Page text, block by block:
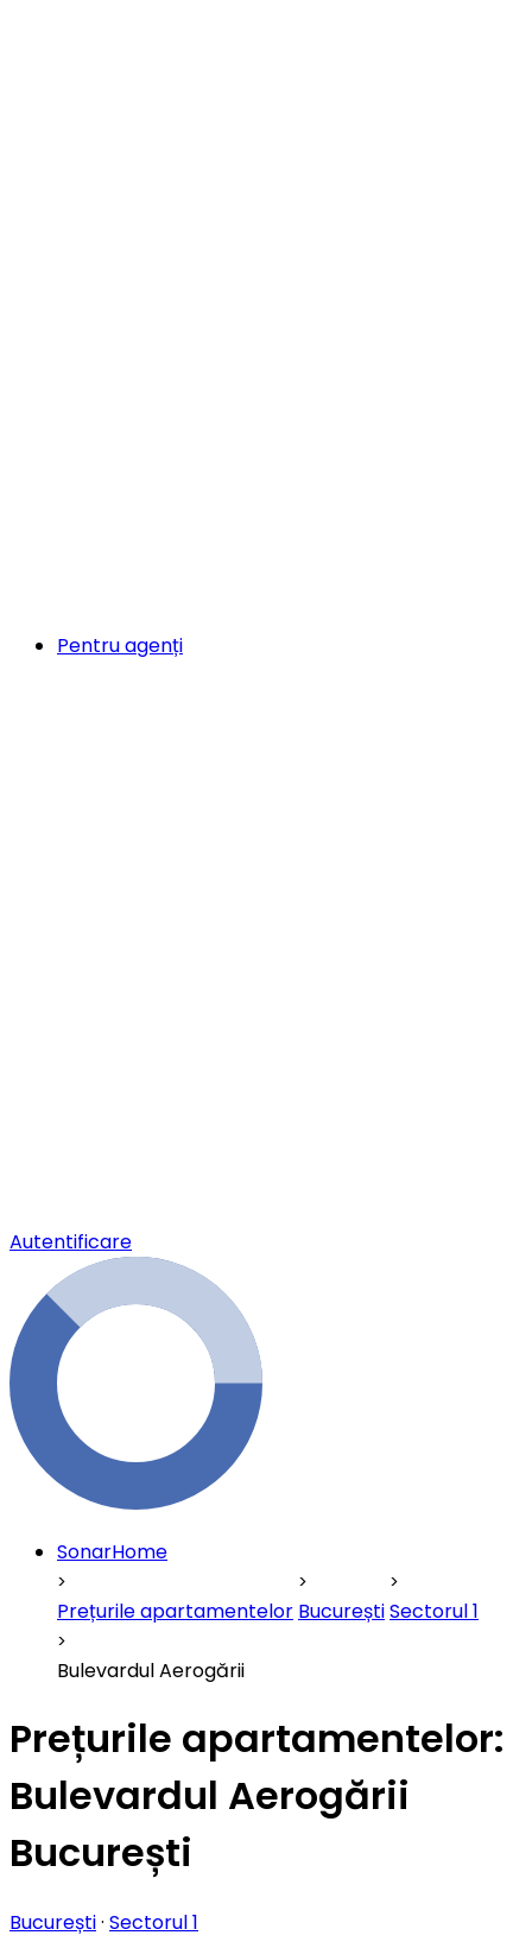
Pentru agenți
Autentificare
SonarHome
Prețurile apartamentelor BucureștiSectorul 1
Bulevardul Aerogării
Prețurile apartamentelor:
Bulevardul Aerogării
București
București· Sectorul 1